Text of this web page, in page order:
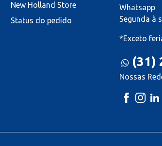
New Holland Store
Status do pedido
Whatsapp
Segunda à
*Exceto
(31)
Nossas